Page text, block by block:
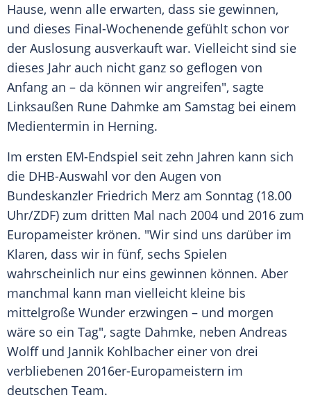
Hause, wenn alle erwarten, dass sie gewinnen,
und dieses Final-Wochenende gefühlt schon vor
der Auslosung ausverkauft war. Vielleicht sind sie
dieses Jahr auch nicht ganz so geflogen von
Anfang an – da können wir angreifen", sagte
Linksaußen Rune Dahmke am Samstag bei einem
Medientermin in Herning.
Im ersten EM-Endspiel seit zehn Jahren kann sich
die DHB-Auswahl vor den Augen von
Bundeskanzler Friedrich Merz am Sonntag (18.00
Uhr/ZDF) zum dritten Mal nach 2004 und 2016 zum
Europameister krönen. "Wir sind uns darüber im
Klaren, dass wir in fünf, sechs Spielen
wahrscheinlich nur eins gewinnen können. Aber
manchmal kann man vielleicht kleine bis
mittelgroße Wunder erzwingen – und morgen
wäre so ein Tag", sagte Dahmke, neben Andreas
Wolff und Jannik Kohlbacher einer von drei
verbliebenen 2016er-Europameistern im
deutschen Team.